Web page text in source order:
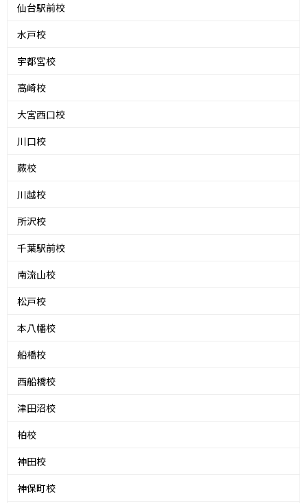
仙台駅前校
水戸校
宇都宮校
高崎校
大宮西口校
川口校
蕨校
川越校
所沢校
千葉駅前校
南流山校
松戸校
本八幡校
船橋校
西船橋校
津田沼校
柏校
神田校
神保町校